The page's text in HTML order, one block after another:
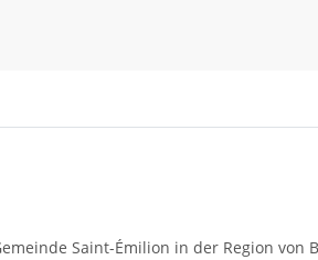
Saint-Émilion in der Region von